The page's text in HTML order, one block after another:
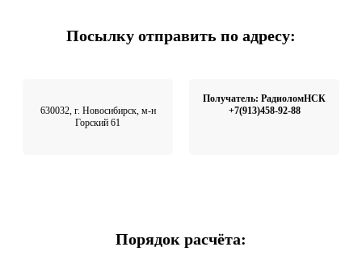
Посылку отправить по адресу:
630032, г. Новосибирск, м-н
Горский 61
Получатель: РадиоломНСК
+7(913)458-92-88
Порядок расчёта: